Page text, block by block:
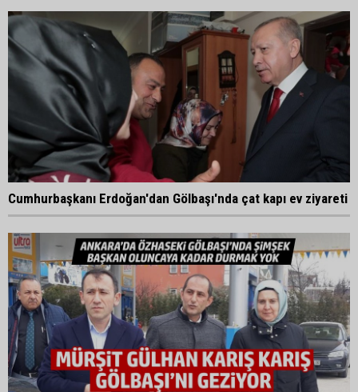
Cumhurbaşkanı Erdoğan'dan Gölbaşı'nda çat kapı ev ziyareti